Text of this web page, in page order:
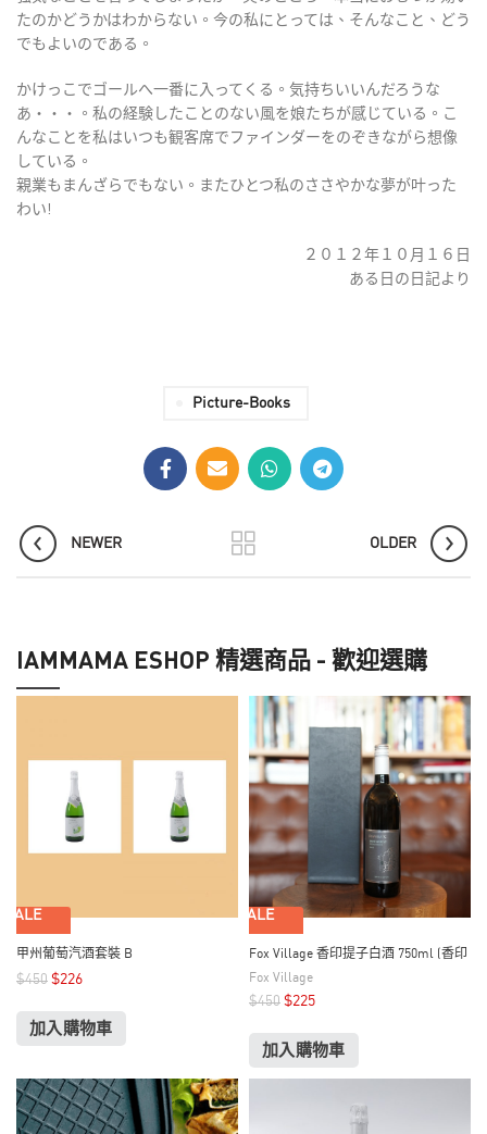
たのかどうかはわからない。今の私にとっては、そんなこと、どう
でもよいのである。
かけっこでゴールへ一番に入ってくる。気持ちいいんだろうな
あ・・・。私の経験したことのない風を娘たちが感じている。こ
んなことを私はいつも観客席でファインダーをのぞきながら想像
している。
親業もまんざらでもない。またひとつ私のささやかな夢が叶った
わい!
２０１２年１０月１６日
ある日の日記より
Picture-Books
NEWER OLDER
IAMMAMA ESHOP 精選商品 - 歡迎選購
SALE
甲州葡萄汽酒套裝 B
$450 $226
加入購物車
SALE
Fox Village 香印提子白酒 750ml (香印
葡萄)
Fox Village
$450 $225
加入購物車